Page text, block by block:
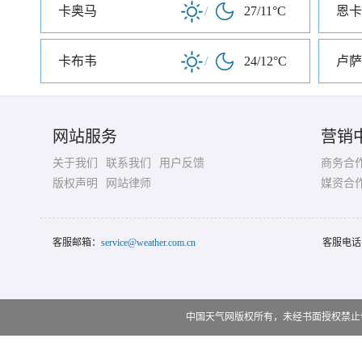
卡奥马 / 27/11°C 恩
卡布韦 / 24/12°C 卢
网站服务
关于我们 联系我们
用户反馈
版权声明
网站律师
营销
商务合
媒资合
客服邮箱： service@weather.com.cn 客服电
中国天气网版权所有，未经书面授权